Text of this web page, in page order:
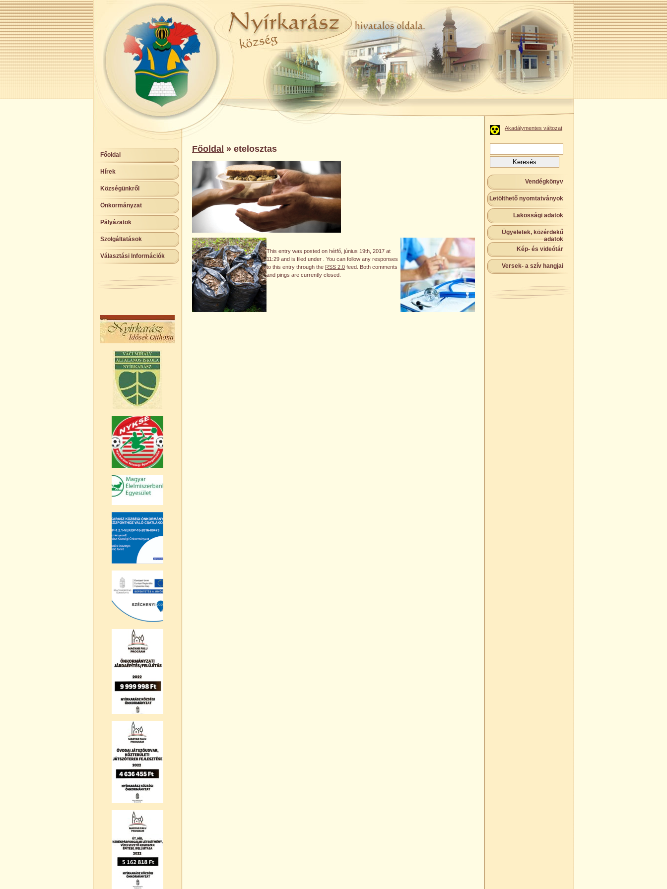
Főoldal
Hírek
Községünkről
Önkormányzat
Pályázatok
Szolgáltatások
Választási Információk
Főoldal » etelosztas
This entry was posted on hétfő, június 19th, 2017 at
11:29 and is filed under . You can follow any responses
to this entry through the RSS 2.0 feed. Both comments
and pings are currently closed.
Akadálymentes változat
Vendégkönyv
Letölthető nyomtatványok
Lakossági adatok
Ügyeletek, közérdekű
adatok
Kép- és videótár
Versek- a szív hangjai